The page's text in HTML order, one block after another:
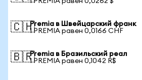
🇨🇭Premia в Швейцарский франк
1 PREMIA равен 0,0166 CHF
🇧🇷Premia в Бразильский реал
1 PREMIA равен 0,1042 R$